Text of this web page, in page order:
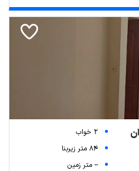
2 خواب
84 متر زیربنا
-- متر زمین